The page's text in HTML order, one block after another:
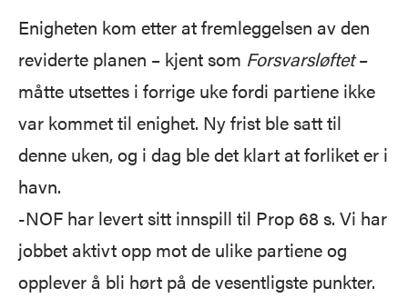
Enigheten kom etter at fremleggelsen av den
reviderte planen – kjent som Forsvarsløftet–
måtte utsettes i forrige uke fordi partiene ikke
var kommet til enighet. Ny frist ble satt til
denne uken, og i dag ble det klart at forliket er i
havn.
-NOF har levert sitt innspill til Prop 68 s. Vi har
jobbet aktivt opp mot de ulike partiene og
opplever å bli hørt på de vesentligste punkter.